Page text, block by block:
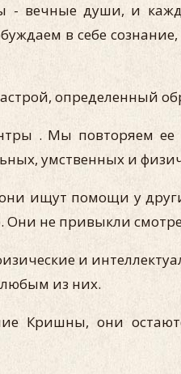
- вечные души, и
в себе сознание,
определенный
. Мы повторяем ее
умственных и
ищут помощи у
не привыкли
и
из них.
Кришны, они